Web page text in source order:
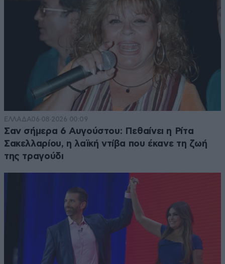
ΕΛΛΑΔΑ06·08·2026 00:09
Σαν σήμερα 6 Αυγούστου: Πεθαίνει η Ρίτα
Σακελλαρίου, η λαϊκή ντίβα που έκανε τη ζωή
της τραγούδι